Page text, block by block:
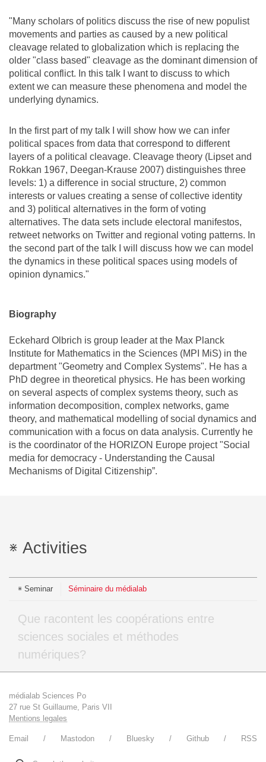
"Many scholars of politics discuss the rise of new populist
movements and parties as caused by a new political
cleavage related to globalization which is replacing the
older "class based" cleavage as the dominant dimension of
political conflict. In this talk I want to discuss to which
extent we can measure these phenomena and model the
underlying dynamics.
In the first part of my talk I will show how we can infer
political spaces from data that correspond to different
layers of a political cleavage. Cleavage theory (Lipset and
Rokkan 1967, Deegan-Krause 2007) distinguishes three
levels: 1) a difference in social structure, 2) common
interests or values creating a sense of collective identity
and 3) political alternatives in the form of voting
alternatives. The data sets include electoral manifestos,
retweet networks on Twitter and regional voting patterns. In
the second part of the talk I will discuss how we can model
the dynamics in these political spaces using models of
opinion dynamics."
Biography
Eckehard Olbrich is group leader at the Max Planck
Institute for Mathematics in the Sciences (MPI MiS) in the
department "Geometry and Complex Systems". He has a
PhD degree in theoretical physics. He has been working
on several aspects of complex systems theory, such as
information decomposition, complex networks, game
theory, and mathematical modelling of social dynamics and
communication with a focus on data analysis. Currently he
is the coordinator of the HORIZON Europe project "Social
media for democracy - Understanding the Causal
Mechanisms of Digital Citizenship”.
Activities
Seminar Séminaire du médialab
Que racontent les coopérations entre
sciences sociales et méthodes
numériques?
médialab Sciences Po
27 rue St Guillaume, Paris VII
Mentions legales
Email Mastodon Bluesky Github RSS